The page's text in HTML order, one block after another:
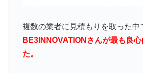
複数の業者に見積もりを取った中
BE3INNOVATIONさんが最も良
た。